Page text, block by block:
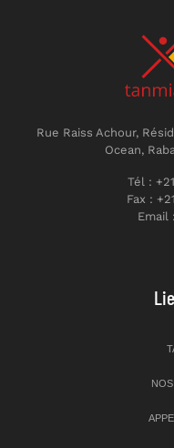
Rue Raiss Achour,
Ocean,
Tél :
Fax :
Email